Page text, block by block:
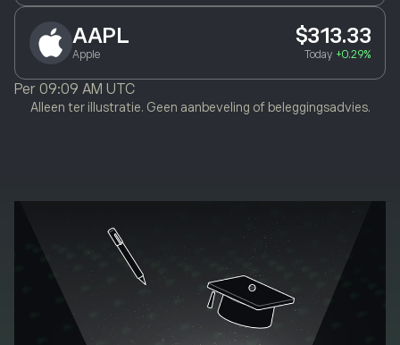
AAPL
Apple
$313.33
Today +0.29%
Per 09:09 AM UTC
Alleen ter illustratie. Geen aanbeveling of beleggingsadvies.